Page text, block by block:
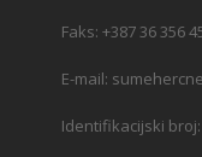
Faks: +387 36 356
E-mail:
Identifikacijski broj: